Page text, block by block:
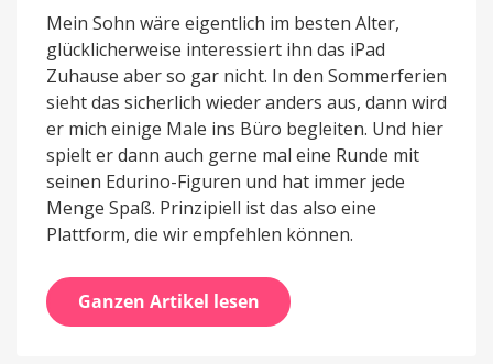
Mein Sohn wäre eigentlich im besten Alter,
glücklicherweise interessiert ihn das iPad
Zuhause aber so gar nicht. In den Sommerferien
sieht das sicherlich wieder anders aus, dann wird
er mich einige Male ins Büro begleiten. Und hier
spielt er dann auch gerne mal eine Runde mit
seinen Edurino-Figuren und hat immer jede
Menge Spaß. Prinzipiell ist das also eine
Plattform, die wir empfehlen können.
Ganzen Artikel lesen